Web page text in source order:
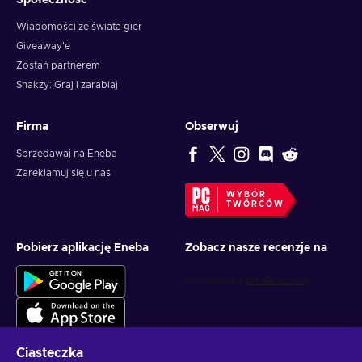
Wiadomości ze świata gier
Giveaway'e
Zostań partnerem
Snakzy: Graj i zarabiaj
Firma
Sprzedawaj na Eneba
Zareklamuj się u nas
Obserwuj
WYBÓR
TWÓRCÓW
Pobierz aplikację Eneba Zobacz nasze recenzje na
Ciasteczka